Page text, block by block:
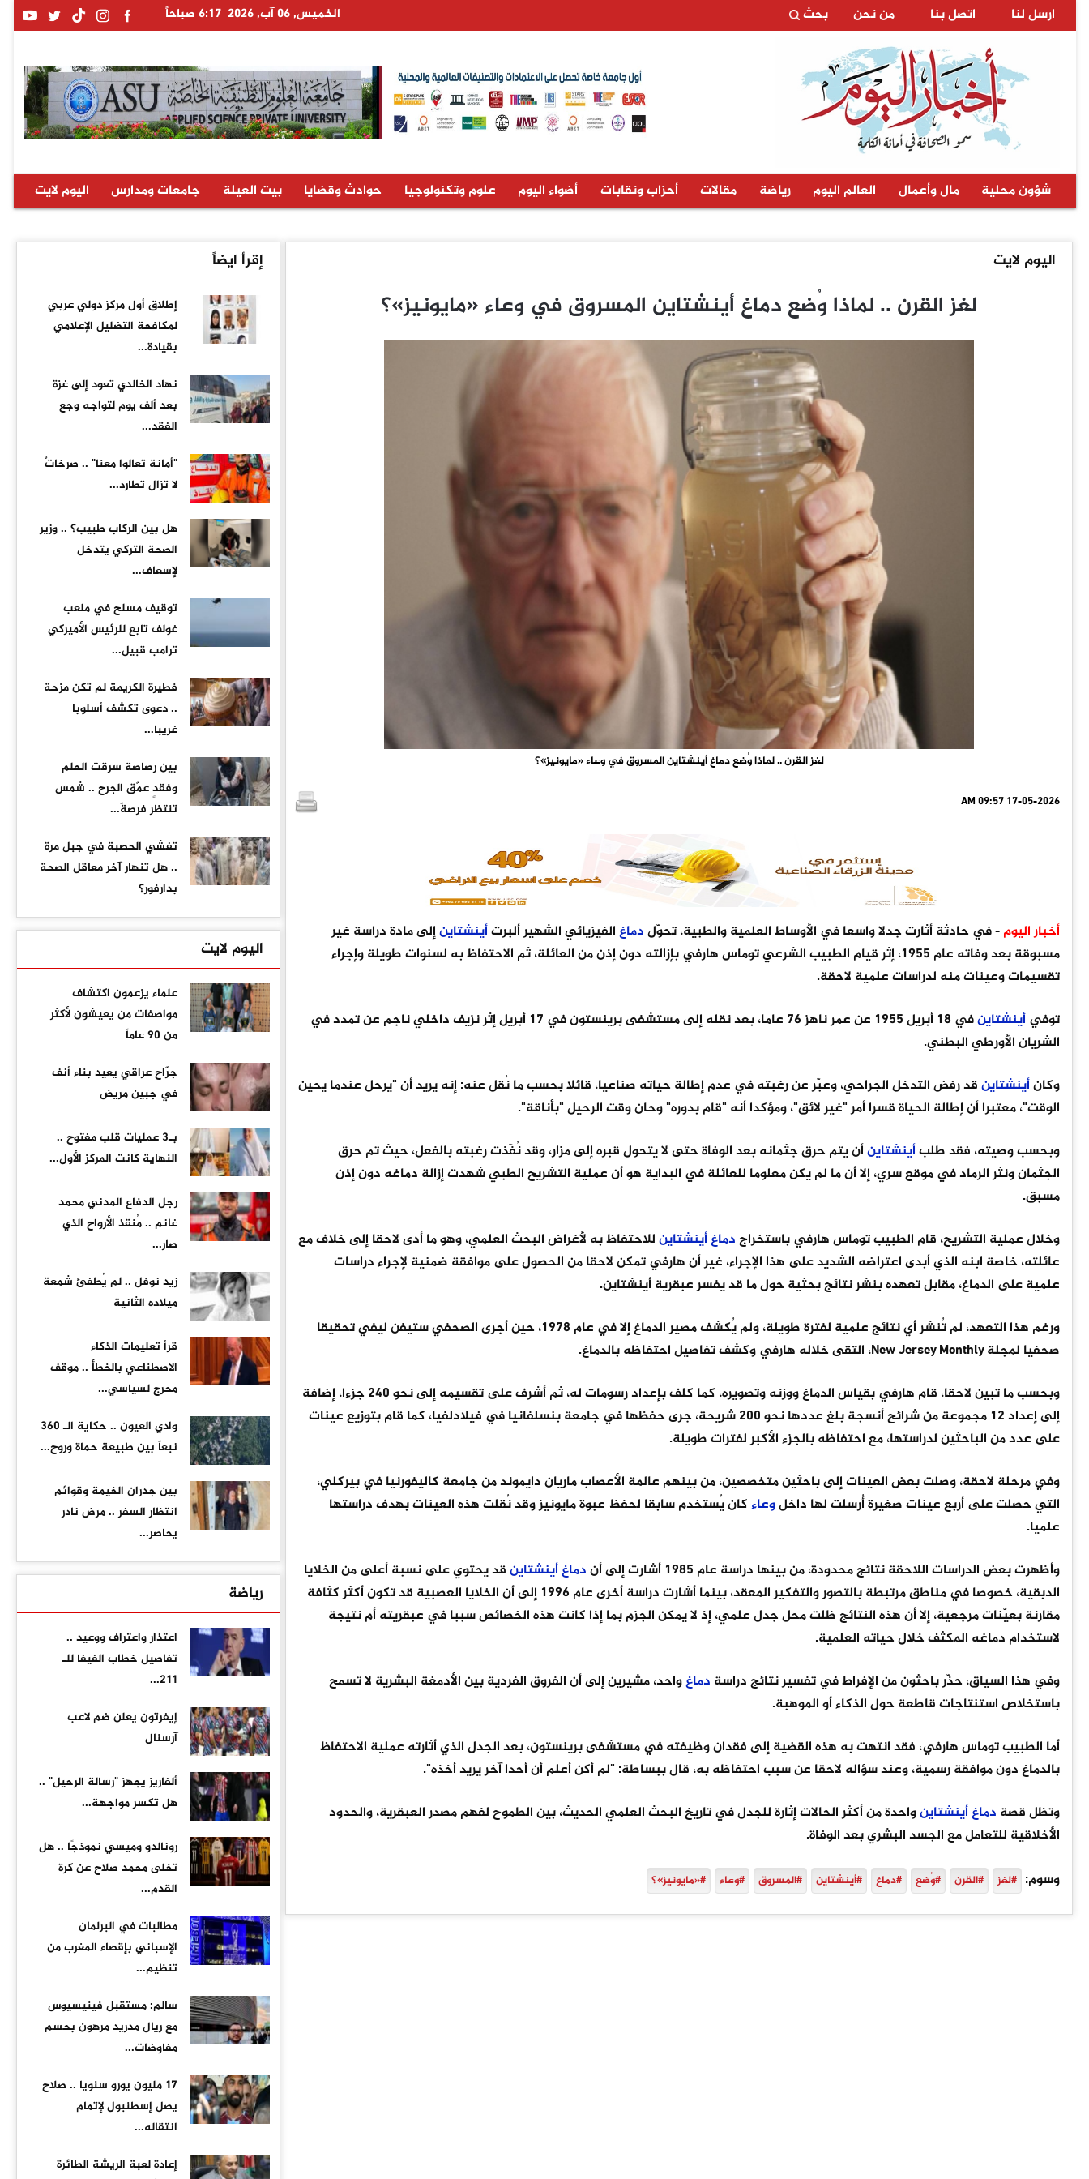
ارسل لنا اتصل بنا من نحن بحث الخميس, 06 آب, 2026 6:17 صباحاً
شؤون محلية مال وأعمال العالم اليوم رياضة مقالات أحزاب ونقابات أضواء اليوم علوم وتكنولوجيا حوادث وقضايا بيت العيلة جامعات ومدارس اليوم لايت
اليوم لايت
لغز القرن .. لماذا وُضع دماغ أينشتاين المسروق في وعاء «مايونيز»؟
لغز القرن .. لماذا وُضع دماغ أينشتاين المسروق في وعاء «مايونيز»؟
17-05-2026 09:57 AM
أخبار اليوم- في حادثة أثارت جدلا واسعا في الأوساط العلمية والطبية، تحوّلدماغالفيزيائي الشهير ألبرتأينشتاينإلى مادة دراسة غير
مسبوقة بعد وفاته عام 1955، إثر قيام الطبيب الشرعي توماس هارفي بإزالته دون إذن من العائلة، ثم الاحتفاظ به لسنوات طويلة وإجراء
تقسيمات وعينات منه لدراسات علمية لاحقة.
توفيأينشتاين
في 18 أبريل 1955 عن عمر ناهز 76 عاما، بعد نقله إلى مستشفى برينستون في 17 أبريل إثر نزيف داخلي ناجم عن تمدد في
الشريان الأورطي البطني.
وكانأينشتاينقد رفض التدخل الجراحي، وعبّر عن رغبته في عدم إطالة حياته صناعيا، قائلا بحسب ما نُقل عنه: إنه يريد أن "يرحل عندما يحين
الوقت"، معتبرا أن إطالة الحياة قسرا أمر "غير لائق"، ومؤكدا أنه "قام بدوره" وحان وقت الرحيل "بأناقة".
وبحسب وصيته، فقد طلبأينشتاينأن يتم حرق جثمانه بعد الوفاة حتى لا يتحول قبره إلى مزار، وقد نُفّذت رغبته بالفعل، حيث تم حرق
الجثمان ونثر الرماد في موقع سري، إلا أن ما لم يكن معلوما للعائلة في البداية هو أن عملية التشريح الطبي شهدت إزالة دماغه دون إذن
مسبق.
وخلال عملية التشريح، قام الطبيب توماس هارفي باستخراجدماغأينشتاينللاحتفاظ به لأغراض البحث العلمي، وهو ما أدى لاحقا إلى خلاف مع
عائلته، خاصة ابنه الذي أبدى اعتراضه الشديد على هذا الإجراء، غير أن هارفي تمكن لاحقا من الحصول على موافقة ضمنية لإجراء دراسات
علمية على الدماغ، مقابل تعهده بنشر نتائج بحثية حول ما قد يفسر عبقرية أينشتاين.
ورغم هذا التعهد، لم تُنشر أي نتائج علمية لفترة طويلة، ولم يُكشف مصير الدماغ إلا في عام 1978، حين أجرى الصحفي ستيفن ليفي تحقيقا
صحفيا لمجلة New Jersey Monthly، التقى خلاله هارفي وكشف تفاصيل احتفاظه بالدماغ.
وبحسب ما تبين لاحقا، قام هارفي بقياس الدماغ ووزنه وتصويره، كما كلف بإعداد رسومات له، ثم أشرف على تقسيمه إلى نحو 240 جزءا، إضافة
إلى إعداد 12 مجموعة من شرائح أنسجة بلغ عددها نحو 200 شريحة، جرى حفظها في جامعة بنسلفانيا في فيلادلفيا، كما قام بتوزيع عينات
على عدد من الباحثين لدراستها، مع احتفاظه بالجزء الأكبر لفترات طويلة.
وفي مرحلة لاحقة، وصلت بعض العينات إلى باحثين متخصصين، من بينهم عالمة الأعصاب ماريان دايموند من جامعة كاليفورنيا في بيركلي،
التي حصلت على أربع عينات صغيرة أُرسلت لها داخلوعاءكان يُستخدم سابقا لحفظ عبوة مايونيز وقد نُقلت هذه العينات بهدف دراستها
علميا.
وأظهرت بعض الدراسات اللاحقة نتائج محدودة، من بينها دراسة عام 1985 أشارت إلى أن
دماغأينشتاينقد يحتوي على نسبة أعلى من الخلايا
الدبقية، خصوصا في مناطق مرتبطة بالتصور والتفكير المعقد، بينما أشارت دراسة أخرى عام 1996 إلى أن الخلايا العصبية قد تكون أكثر كثافة
مقارنة بعيّنات مرجعية، إلا أن هذه النتائج ظلت محل جدل علمي، إذ لا يمكن الجزم بما إذا كانت هذه الخصائص سببا في عبقريته أم نتيجة
لاستخدام دماغه المكثف خلال حياته العلمية.
وفي هذا السياق، حذّر باحثون من الإفراط في تفسير نتائج دراسة دماغواحد، مشيرين إلى أن الفروق الفردية بين الأدمغة البشرية لا تسمح
باستخلاص استنتاجات قاطعة حول الذكاء أو الموهبة.
أما الطبيب توماس هارفي، فقد انتهت به هذه القضية إلى فقدان وظيفته في مستشفى برينستون، بعد الجدل الذي أثارته عملية الاحتفاظ
بالدماغ دون موافقة رسمية، وعند سؤاله لاحقا عن سبب احتفاظه به، قال ببساطة: "لم أكن أعلم أن أحدا آخر يريد أخذه".
وتظل قصة دماغأينشتاينواحدة من أكثر الحالات إثارة للجدل في تاريخ البحث العلمي الحديث، بين الطموح لفهم مصدر العبقرية، والحدود
الأخلاقية للتعامل مع الجسد البشري بعد الوفاة.
وسوم: #لغز #القرن #وُضع #دماغ #أينشتاين #المسروق #وعاء #«مايونيز»؟
إقرأ ايضاً
إطلاق أول مركز دولي عربي
لمكافحة التضليل الإعلامي
بقيادة...
نهاد الخالدي تعود إلى غزة
بعد ألف يوم لتواجه وجع
الفقد...
"أمانة تعالوا معنا" .. صرخاتٌ
لا تزال تطارد...
هل بين الركاب طبيب؟ .. وزير
الصحة التركي يتدخل
لإسعاف...
توقيف مسلح في ملعب
غولف تابع للرئيس الأميركي
ترامب قبيل...
فطيرة الكريمة لم تكن مزحة
.. دعوى تكشف أسلوبا
غريبا...
بين رصاصة سرقت الحلم
وفقدٍ عمّق الجرح .. شمس
تنتظر فرصةً...
تفشي الحصبة في جبل مرة
.. هل تنهار آخر معاقل الصحة
بدارفور؟
اليوم لايت
علماء يزعمون اكتشاف
مواصفات من يعيشون لأكثر
من 90 عاماً
جرّاح عراقي يعيد بناء أنف
في جبين مريض
بـ3 عمليات قلب مفتوح ..
النهاية كانت المركز الأول...
رجل الدفاع المدني محمد
غانم .. مُنقذ الأرواح الذي
صار...
زيد نوفل .. لم يُطفئ شمعة
ميلاده الثانية
قرأ تعليمات الذكاء
الاصطناعي بالخطأ .. موقف
محرج لسياسي...
وادي العيون .. حكاية الـ 360
نبعاً بين طبيعة حماة وروح...
بين جدران الخيمة وقوائم
انتظار السفر .. مرض نادر
يحاصر...
رياضة
اعتذار واعتراف ووعيد ..
تفاصيل خطاب الفيفا للـ
211...
إيفرتون يعلن ضم لاعب
آرسنال
ألفاريز يجهز "رسالة الرحيل" ..
هل تكسر مواجهة...
رونالدو وميسي نموذجًا .. هل
تخلى محمد صلاح عن كرة
القدم...
مطالبات في البرلمان
الإسباني بإقصاء المغرب من
تنظيم...
سالم: مستقبل فينيسيوس
مع ريال مدريد مرهون بحسم
مفاوضات...
17 مليون يورو سنويا .. صلاح
يصل إسطنبول لإتمام
انتقاله...
إعادة لعبة الريشة الطائرة